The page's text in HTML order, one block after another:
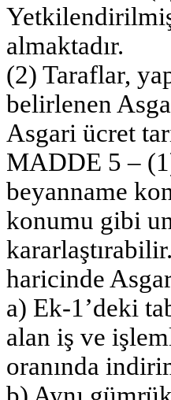
almaktadır.
(2) Taraflar,
belirlenen
Asgari ücret
MADDE 5 –
beyanname
konumu gibi
haricinde
a) Ek-1’deki
alan iş ve
oranında